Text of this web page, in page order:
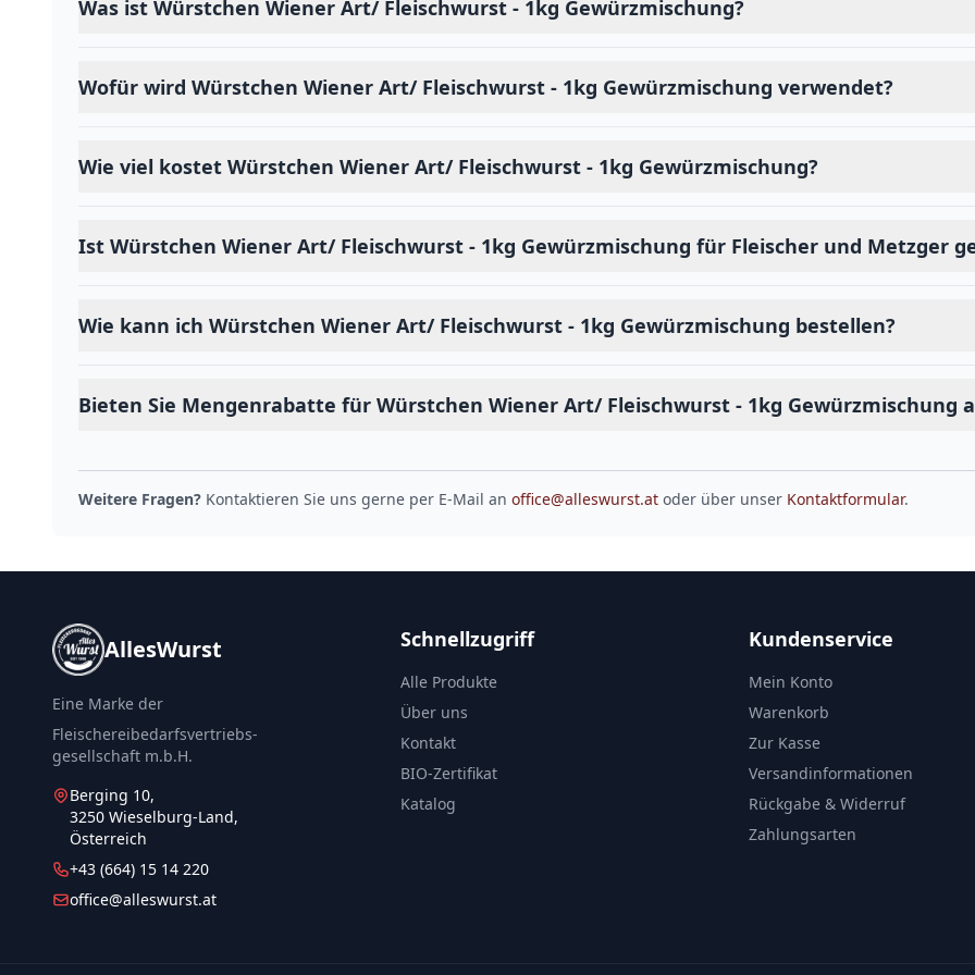
Was ist Würstchen Wiener Art/ Fleischwurst - 1kg Gewürzmischung?
Wofür wird Würstchen Wiener Art/ Fleischwurst - 1kg Gewürzmischung verwendet?
Wie viel kostet Würstchen Wiener Art/ Fleischwurst - 1kg Gewürzmischung?
Ist Würstchen Wiener Art/ Fleischwurst - 1kg Gewürzmischung für Fleischer und Metzger
Wie kann ich Würstchen Wiener Art/ Fleischwurst - 1kg Gewürzmischung bestellen?
Bieten Sie Mengenrabatte für Würstchen Wiener Art/ Fleischwurst - 1kg Gewürzmischung
Weitere Fragen? Kontaktieren Sie uns gerne per E-Mail an office@alleswurst.at oder über unser Kontaktformular.
AllesWurst
Eine Marke der
Fleischereibedarfsvertriebs-
gesellschaft m.b.H.
Berging 10,
3250 Wieselburg-Land,
Österreich
+43 (664) 15 14 220
office@alleswurst.at
Schnellzugriff
Alle Produkte
Über uns
Kontakt
BIO-Zertifikat
Katalog
Kundenservice
Mein Konto
Warenkorb
Zur Kasse
Versandinformationen
Rückgabe & Widerruf
Zahlungsarten